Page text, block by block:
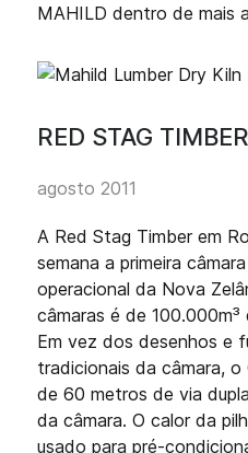
MAHILD dentro de mais
RED STAG TIMBER
agosto 2011
A Red Stag Timber em
semana a primeira
operacional da Nova
câmaras é de
Em vez dos desenhos e
tradicionais da câmara, o
de 60 metros de via
da câmara. O calor da
usado para pré-